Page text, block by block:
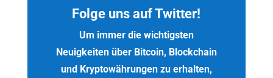
Folge uns auf Twitter!
Um immer die wichtigsten
Neuigkeiten über Bitcoin, Blockchain
und Kryptowährungen zu erhalten,